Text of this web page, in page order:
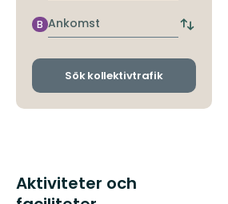
hållplats
Ankomst
B
Byt
och
Sök kollektivtrafik
Aktiviteter och